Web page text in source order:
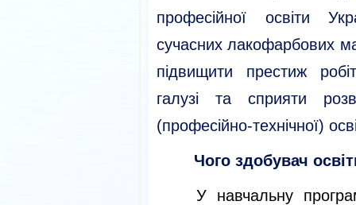
професійної освіти
сучасних лакофарбових
підвищити престиж
галузі та сприяти
(професійно-технічної)
Чого здобувач
У навчальну